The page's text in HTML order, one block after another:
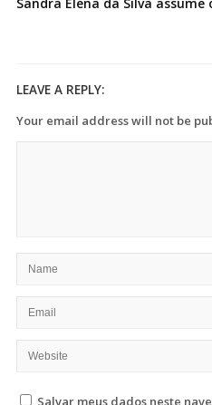
Sandra Elena da Silva
LEAVE A REPLY:
Your email address will not be
Salvar meus dados neste